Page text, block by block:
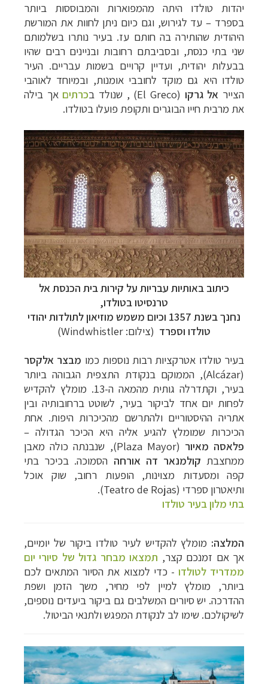
יהדות טולדו היתה מהמפוארות והמבוססות ביותר
בספרד – עד לגירוש, וגם כיום ניתן לחוות את המורשת
היהודית שהותירה בה חותם עז. בעיר נותרו בשלמותם
שני בתי כנסת, ובסביבתם רחובות ובניינים רבים שהיו
בבעלות יהודית, ועדיין קרויים בשמות עבריים. העיר
טולדו היא גם מוקד לחובבי אומנות, ובמיוחד לאוהבי
הצייר אל גרקו (
El Greco) , שנולד בכרתים אך בילה
את מרבית חייו הבוגרים ותקופת פועלו בטולדו.
כיתוב באותיות עבריות על קירות בית הכנסת אל
טרנסיטו בטולדו,
נחנך בשנת 1357 וכיום משמש מוזיאון לתולדות יהודי
טולדו וספרד (צילום: Windwhistler)
בעיר טולדו אטרקציות רבות נוספות כמו מבצר אלקסר
(
Alcázar), הממוקם בנקודת התצפית הגבוהה ביותר
בעיר, וקתדרלה גותית מהמאה ה-13.
מומלץ להקדיש
לפחות יום אחד לביקור בעיר, לשוטט ברחובותיה ובין
אתריה ההיסטוריים ולהתרשם מהכיכרות היפות. אחת
הכיכרות שמומלץ להגיע אליה היא הכיכר הגדולה –
פלאסה מאיור (
Plaza Mayor), שנבנתה כולה מאבן
ממחצבת קולמנאר דה אורחה הסמוכה. בכיכר בתי
קפה ומסעדות מצוינות, הופעות רחוב, שוק אוכל
ותיאטרון ספרדי (Teatro de Rojas
).
בתי מלון בעיר טולדו
המלצה: מומלץ להקדיש לעיר טולדו ביקור של יומיים,
אך אם זמנכם קצר, תמצאו מבחר גדול של סיורי יום
ממדריד לטולדו - כדי למצוא את הסיור המתאים לכם
ביותר, מומלץ למיין לפי מחיר, משך הזמן ושפת
ההדרכה. יש סיורים המשלבים גם ביקור ביעדים נוספים,
לשיקולכם. שימו לב לנקודת המפגש ולתנאי הביטול.